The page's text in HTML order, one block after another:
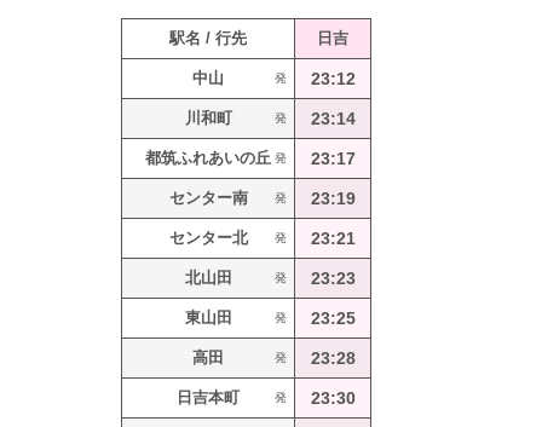
駅名 / 行先 日吉
中山 発 23:12
川和町 発 23:14
都筑ふれあいの丘 発 23:17
センター南 発 23:19
センター北 発 23:21
北山田 発 23:23
東山田 発 23:25
高田 発 23:28
日吉本町 発 23:30